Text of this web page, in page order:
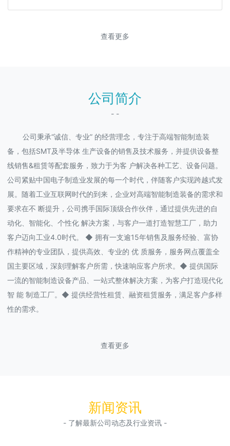
查看更多
公司简介
- -
公司秉承“诚信、专业” 的经营理念，专注于高端智能制造装
备，包括SMT及半导体 生产设备的销售及技术服务，并提供设备整
线销售&租赁等配套服务，致力于为客 户解决各种工艺、设备问题。
公司紧贴中国电子制造业发展的每一个时代，伴随客户实现跨越式发
展。随着工业互联网时代的到来，企业对高端智能制造装备的需求和
要求在不 断提升，公司携手国际顶级合作伙伴，通过提供先进的自
动化、智能化、个性化 解决方案，与客户一道打造智慧工厂，助力
客户迈向工业4.0时代。 ◆ 拥有一支逾15年销售及服务经验、富协
作精神的专业团队，提供高效、专业的 优 质服务，服务网点覆盖全
国主要区域，深刻理解客户所需，快速响应客户所求。◆ 提供国际
一流的智能制造设备产品、一站式整体解决方案，为客户打造现代化
智 能 制造工厂。◆ 提供经营性租赁、融资租赁服务，满足客户多样
性的需求。
查看更多
新闻资讯
- 了解最新公司动态及行业资讯 -